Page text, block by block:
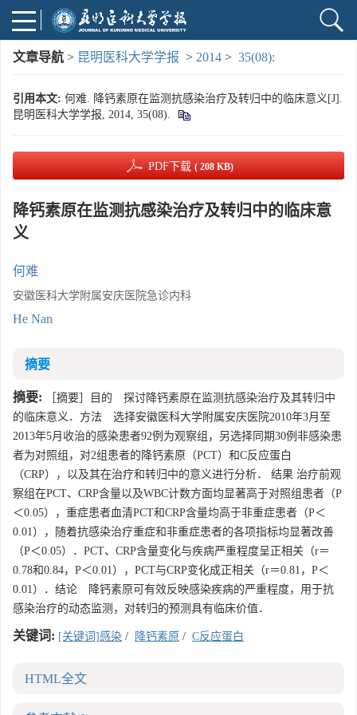
文章导航 > 昆明医科大学学报 > 2014 > 35(08):
引用本文: 何难. 降钙素原在监测抗感染治疗及转归中的临床意义[J].
昆明医科大学学报, 2014, 35(08).
PDF下载 ( 208 KB)
降钙素原在监测抗感染治疗及转归中的临床意
义
何难
安徽医科大学附属安庆医院急诊内科
He Nan
摘要
摘要: ［摘要］目的 探讨降钙素原在监测抗感染治疗及其转归中
的临床意义．方法 选择安徽医科大学附属安庆医院2010年3月至
2013年5月收治的感染患者92例为观察组，另选择同期30例非感染患
者为对照组，对2组患者的降钙素原（PCT）和C反应蛋白
（CRP），以及其在治疗和转归中的意义进行分析． 结果 治疗前观
察组在PCT、CRP含量以及WBC计数方面均显著高于对照组患者（P
＜0.05），重症患者血清PCT和CRP含量均高于非重症患者（P＜
0.01），随着抗感染治疗重症和非重症患者的各项指标均显著改善
（P＜0.05）．PCT、CRP含量变化与疾病严重程度呈正相关（r＝
0.78和0.84，P＜0.01），PCT与CRP变化成正相关（r＝0.81，P＜
0.01）．结论 降钙素原可有效反映感染疾病的严重程度，用于抗
感染治疗的动态监测，对转归的预测具有临床价值．
关键词: [关键词]感染 / 降钙素原 / C反应蛋白
HTML全文